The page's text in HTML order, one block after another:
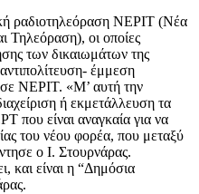
ραδιοτηλεόραση ΝΕΡΙΤ (Νέα
Τηλεόραση), οι οποίες
των δικαιωμάτων της
έμμεση
σε ΝΕΡΙΤ. «Μ’ αυτή την
ή εκμετάλλευση τα
που είναι αναγκαία για να
του νέου φορέα, που μεταξύ
ο Ι. Στουρνάρας.
και είναι η “Δημόσια